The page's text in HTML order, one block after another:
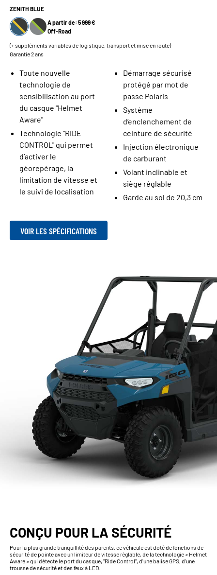
ZENITH BLUE
A partir de: 5 999 €
Off-Road
(+ suppléments variables de logistique, transport et mise en route)
Garantie 2 ans
Toute nouvelle
technologie de
sensibilisation au port
du casque "Helmet
Aware"
Technologie "RIDE
CONTROL" qui permet
d’activer le
géorepérage, la
limitation de vitesse et
le suivi de localisation
Démarrage sécurisé
protégé par mot de
passe Polaris
Système
d’enclenchement de
ceinture de sécurité
Injection électronique
de carburant
Volant inclinable et
siège réglable
Garde au sol de 20,3 cm
VOIR LES SPÉCIFICATIONS
CONÇU POUR LA SÉCURITÉ
Pour la plus grande tranquillité des parents, ce véhicule est doté de fonctions de
sécurité de pointe avec un limiteur de vitesse réglable, de la technologie « Helmet
Aware » qui détecte le port du casque, "Ride Control", d'une balise GPS, d'une
trousse de sécurité et des feux à LED.